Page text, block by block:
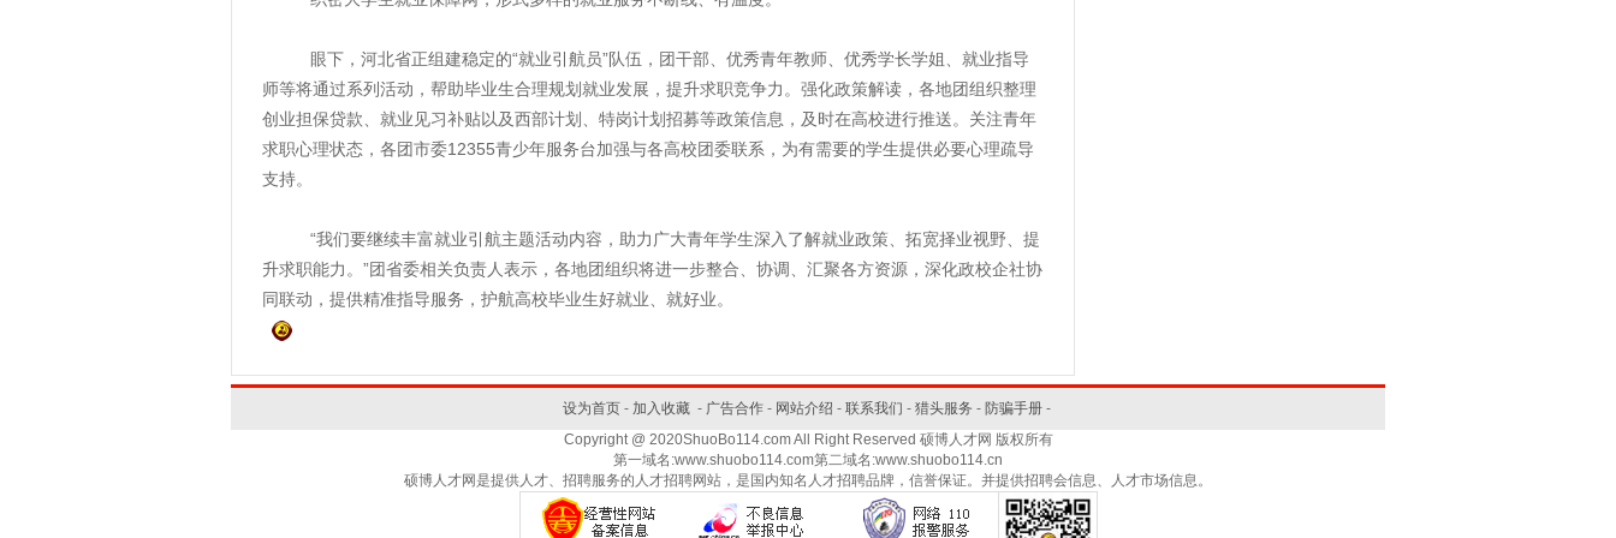
眼下，河北省正组建稳定的“就业引航员”队伍，团干部、优秀青年教师、优秀学长学姐、就业指导
师等将通过系列活动，帮助毕业生合理规划就业发展，提升求职竞争力。强化政策解读，各地团组织整理
创业担保贷款、就业见习补贴以及西部计划、特岗计划招募等政策信息，及时在高校进行推送。关注青年
求职心理状态，各团市委12355青少年服务台加强与各高校团委联系，为有需要的学生提供必要心理疏导
支持。
“我们要继续丰富就业引航主题活动内容，助力广大青年学生深入了解就业政策、拓宽择业视野、提
升求职能力。”团省委相关负责人表示，各地团组织将进一步整合、协调、汇聚各方资源，深化政校企社协
同联动，提供精准指导服务，护航高校毕业生好就业、就好业。
设为首页- 加入收藏- 广告合作- 网站介绍 - 联系我们 - 猎头服务 - 防骗手册-
Copyright @ 2020ShuoBo114.com All Right Reserved 硕博人才网 版权所有
第一域名:www.shuobo114.com第二域名:www.shuobo114.cn
硕博人才网是提供人才、招聘服务的人才招聘网站，是国内知名人才招聘品牌，信誉保证。并提供招聘会信息、人才市场信息。